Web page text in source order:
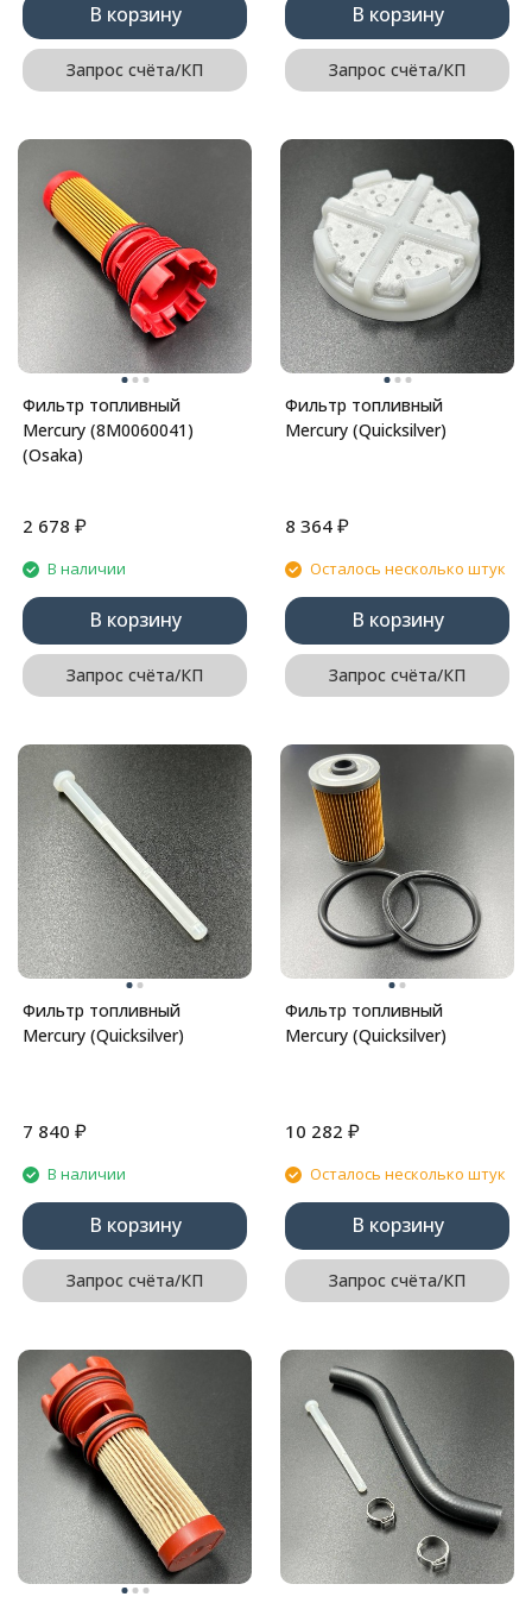
В корзину
Запрос счёта/КП
В корзину
Запрос счёта/КП
Фильтр топливный
Mercury (8M0060041)
(Osaka)
2 678 ₽
В наличии
В корзину
Запрос счёта/КП
Фильтр топливный
Mercury (Quicksilver)
8 364 ₽
Осталось несколько штук
В корзину
Запрос счёта/КП
Фильтр топливный
Mercury (Quicksilver)
7 840 ₽
В наличии
В корзину
Запрос счёта/КП
Фильтр топливный
Mercury (Quicksilver)
10 282 ₽
Осталось несколько штук
В корзину
Запрос счёта/КП